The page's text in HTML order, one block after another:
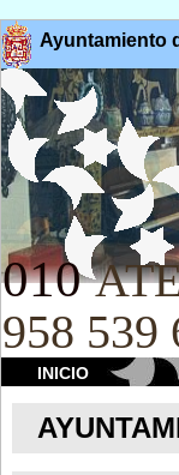
Ayuntamiento
010
958 539
INICIO